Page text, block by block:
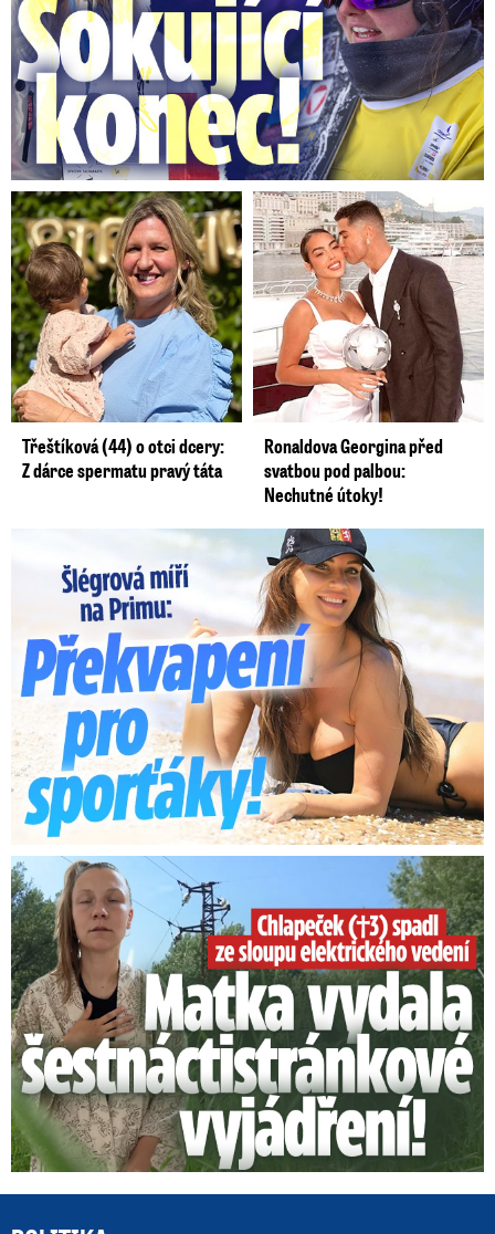
Třeštíková (44) o otci dcery:
Z dárce spermatu pravý táta
Ronaldova Georgina před
svatbou pod palbou:
Nechutné útoky!
Lucie Šlégrová míří na Primu. Překvapení pro sporťáky!
Smrtelný pád chlapce: Matka vydala vyjádření na 16 stran